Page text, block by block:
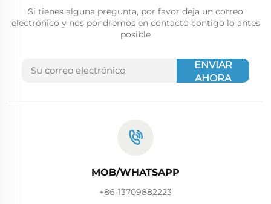
Si tienes alguna pregunta, por favor deja un correo
electrónico y nos pondremos en contacto contigo lo antes
posible
ENVIAR
AHORA
MOB/WHATSAPP
+86-13709882223